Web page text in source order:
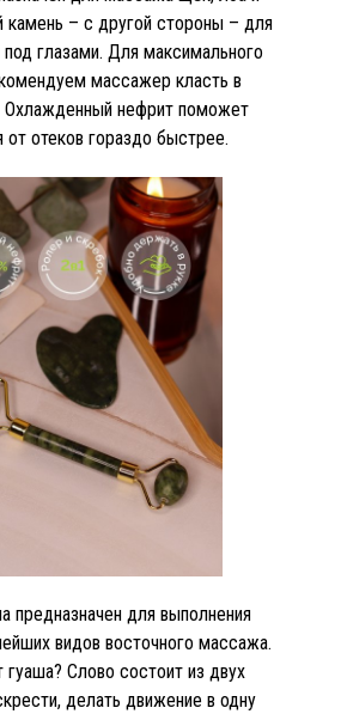
камень – с другой стороны – для
глазами. Для максимального
массажер класть в
Охлажденный нефрит поможет
от отеков гораздо быстрее.
предназначен для выполнения
видов восточного массажа.
гуаша? Слово состоит из двух
делать движение в одну